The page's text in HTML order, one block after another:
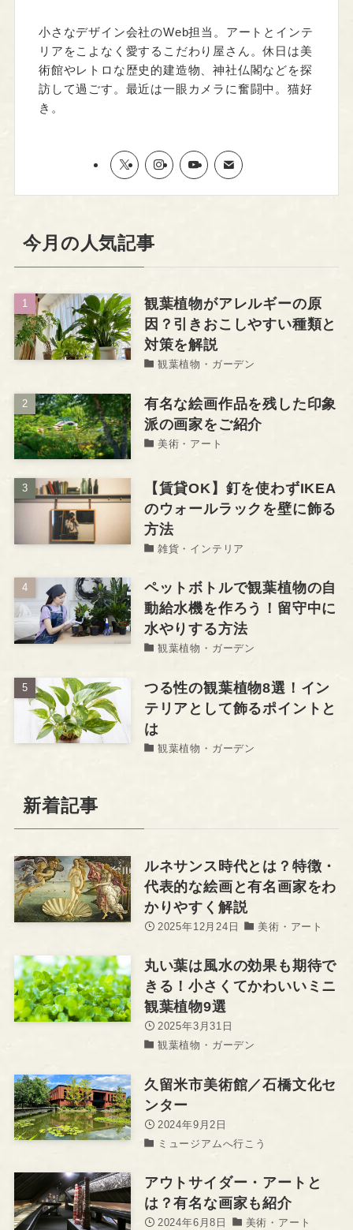
小さなデザイン会社のWeb担当。アートとインテ
リアをこよなく愛するこだわり屋さん。休日は美
術館やレトロな歴史的建造物、神社仏閣などを探
訪して過ごす。最近は一眼カメラに奮闘中。猫好
き。
今月の人気記事
観葉植物がアレルギーの原
因？引きおこしやすい種類と
対策を解説
観葉植物・ガーデン
有名な絵画作品を残した印象
派の画家をご紹介
美術・アート
【賃貸OK】釘を使わずIKEA
のウォールラックを壁に飾る
方法
雑貨・インテリア
ペットボトルで観葉植物の自
動給水機を作ろう！留守中に
水やりする方法
観葉植物・ガーデン
つる性の観葉植物8選！イン
テリアとして飾るポイントと
は
観葉植物・ガーデン
新着記事
ルネサンス時代とは？特徴・
代表的な絵画と有名画家をわ
かりやすく解説
2025年12月24日 美術・アート
丸い葉は風水の効果も期待で
きる！小さくてかわいいミニ
観葉植物9選
2025年3月31日
観葉植物・ガーデン
久留米市美術館／石橋文化セ
ンター
2024年9月2日
ミュージアムへ行こう
アウトサイダー・アートと
は？有名な画家も紹介
2024年6月8日 美術・アート